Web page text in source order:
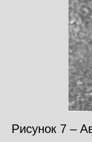
Рисунок 7 –